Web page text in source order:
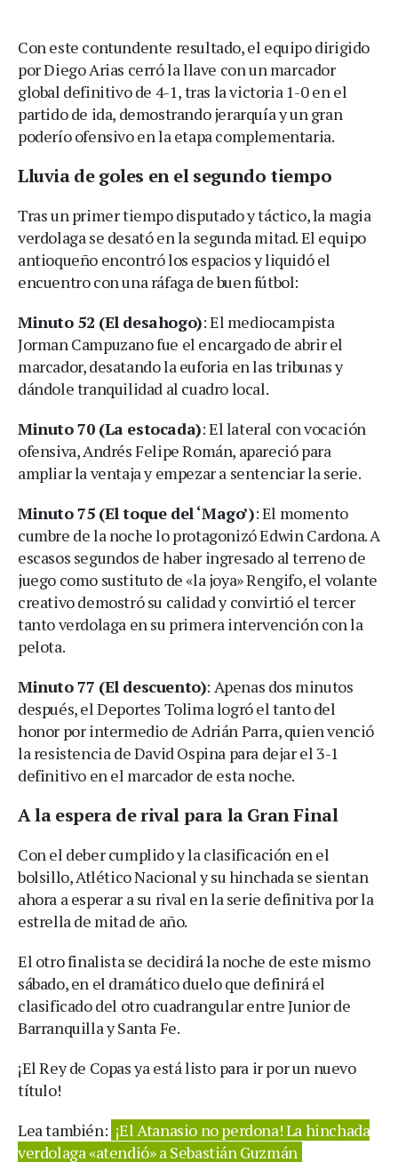
Con este contundente resultado, el equipo dirigido
por Diego Arias cerró la llave con un marcador
global definitivo de 4-1, tras la victoria 1-0 en el
partido de ida, demostrando jerarquía y un gran
poderío ofensivo en la etapa complementaria.
Lluvia de goles en el segundo tiempo
Tras un primer tiempo disputado y táctico, la magia
verdolaga se desató en la segunda mitad. El equipo
antioqueño encontró los espacios y liquidó el
encuentro con una ráfaga de buen fútbol:
Minuto 52 (El desahogo): El mediocampista
Jorman Campuzano fue el encargado de abrir el
marcador, desatando la euforia en las tribunas y
dándole tranquilidad al cuadro local.
Minuto 70 (La estocada): El lateral con vocación
ofensiva, Andrés Felipe Román, apareció para
ampliar la ventaja y empezar a sentenciar la serie.
Minuto 75 (El toque del ‘Mago’): El momento
cumbre de la noche lo protagonizó Edwin Cardona. A
escasos segundos de haber ingresado al terreno de
juego como sustituto de «la joya» Rengifo, el volante
creativo demostró su calidad y convirtió el tercer
tanto verdolaga en su primera intervención con la
pelota.
Minuto 77 (El descuento): Apenas dos minutos
después, el Deportes Tolima logró el tanto del
honor por intermedio de Adrián Parra, quien venció
la resistencia de David Ospina para dejar el 3-1
definitivo en el marcador de esta noche.
A la espera de rival para la Gran Final
Con el deber cumplido y la clasificación en el
bolsillo, Atlético Nacional y su hinchada se sientan
ahora a esperar a su rival en la serie definitiva por la
estrella de mitad de año.
El otro finalista se decidirá la noche de este mismo
sábado, en el dramático duelo que definirá el
clasificado del otro cuadrangular entre Junior de
Barranquilla y Santa Fe.
¡El Rey de Copas ya está listo para ir por un nuevo
título!
Lea también: ¡El Atanasio no perdona! La hinchada
verdolaga «atendió» a Sebastián Guzmán